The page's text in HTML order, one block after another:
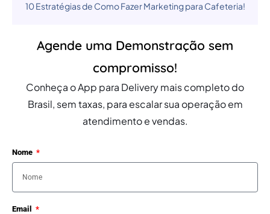
10 Estratégias de Como Fazer Marketing para Cafeteria!
Agende uma Demonstração sem
compromisso!
Conheça o App para Delivery mais completo do
Brasil, sem taxas, para escalar sua operação em
atendimento e vendas.
Nome
Email